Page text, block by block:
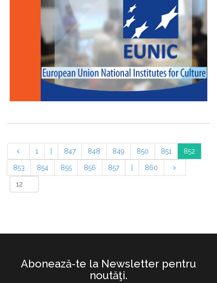
1 847 848 849 850 851 852
853 854 855 856 857 860
Abonează-te la Newsletter pentru
noutăţi.